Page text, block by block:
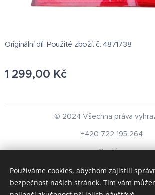
Originální díl. Použité zboží. č. 4871738
1 299,00 Kč
© 2024 Všechna práva
+420 722 195 264
Cookies
Měna
CZK Kč
EUR €
Používáme cookies, abychom zajistili
bezpečnost našich stránek. Tím vám